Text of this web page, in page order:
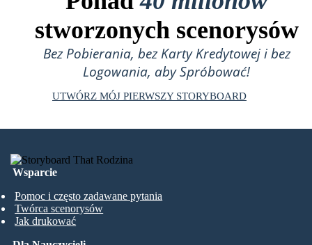
stworzonych scenorysów
Bez Pobierania, bez Karty Kredytowej i bez
Logowania, aby Spróbować!
UTWÓRZ MÓJ PIERWSZY STORYBOARD
Wsparcie
Pomoc i często zadawane pytania
Twórca scenorysów
Jak drukować